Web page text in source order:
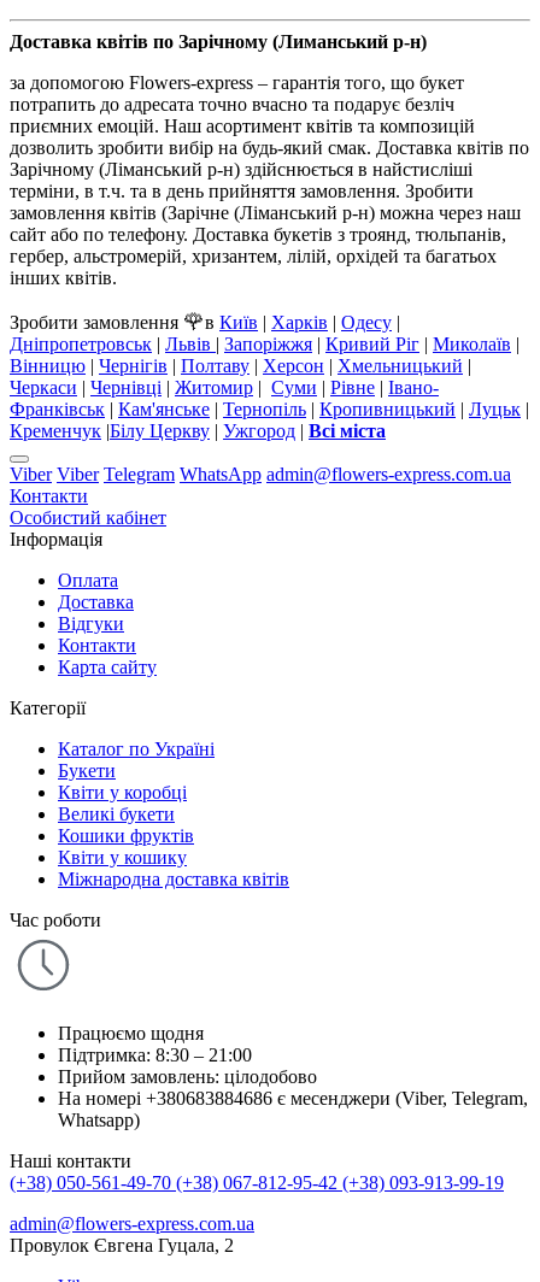
Доставка квітів по Зарічному (Лиманський р-н)
за допомогою Flowers-express – гарантія того, що букет
потрапить до адресата точно вчасно та подарує безліч
приємних емоцій. Наш асортимент квітів та композицій
дозволить зробити вибір на будь-який смак. Доставка квітів по
Зарічному (Ліманський р-н) здійснюється в найстисліші
терміни, в т.ч. та в день прийняття замовлення. Зробити
замовлення квітів (Зарічне (Ліманський р-н) можна через наш
сайт або по телефону. Доставка букетів з троянд, тюльпанів,
гербер, альстромерій, хризантем, лілій, орхідей та багатьох
інших квітів.
Зробити замовлення 🌹в Київ | Харків | Одесу |
Дніпропетровськ | Львів | Запоріжжя | Кривий Ріг | Миколаїв |
Вінницю | Чернігів | Полтаву | Херсон | Хмельницький |
Черкаси | Чернівці | Житомир | Суми | Рівне | Івано-
Франківськ | Кам'янське | Тернопіль | Кропивницький | Луцьк |
Кременчук |Білу Церкву | Ужгород | Всі міста
Viber Viber Telegram WhatsApp admin@flowers-express.com.ua
Контакти
Особистий кабінет
Інформація
Оплата
Доставка
Відгуки
Контакти
Карта сайту
Категорії
Каталог по Україні
Букети
Квіти у коробці
Великі букети
Кошики фруктів
Квіти у кошику
Міжнародна доставка квітів
Час роботи
Працюємо щодня
Підтримка: 8:30 – 21:00
Прийом замовлень: цілодобово
На номері +380683884686 є месенджери (Viber, Telegram,
Whatsapp)
Наші контакти
(+38) 050-561-49-70 (+38) 067-812-95-42 (+38) 093-913-99-19
admin@flowers-express.com.ua
Провулок Євгена Гуцала, 2